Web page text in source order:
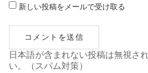
新しい投稿をメールで受け取る
日本語が含まれない投稿は無視さ
い。（スパム対策）